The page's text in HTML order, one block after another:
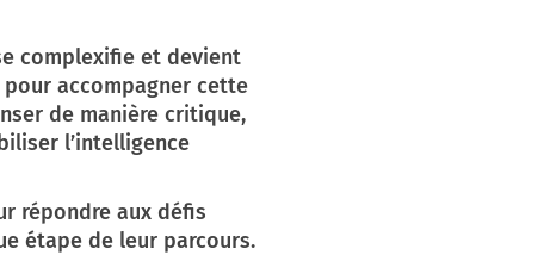
complexifie et devient
accompagner cette
de manière critique,
l’intelligence
répondre aux défis
étape de leur parcours.